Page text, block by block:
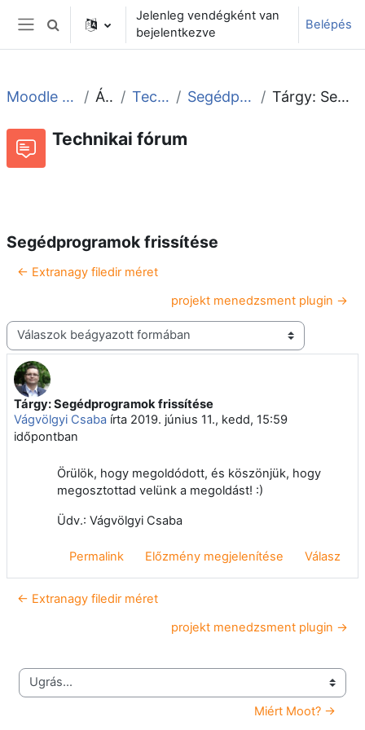
Tovább a fő tartalomhoz
Oldalpanel
Keresési bemeneti adatok váltása
Jelenleg vendégként van
bejelentkezve
Belépés
Moodle tudástár és fórum Általános Technikai fórum Segédprogramok frissítése Tárgy: Segédprogramok frissítése
Technikai fórum
Segédprogramok frissítése
← Extranagy filedir méret
projekt menedzsment plugin →
Megjelenítési mód
Tárgy: Segédprogramok frissítése
Vágvölgyi Csaba írta 2019. június 11., kedd, 15:59
időpontban
Válaszok szám: 0
Örülök, hogy megoldódott, és köszönjük, hogy
megosztottad velünk a megoldást! :)
Üdv.: Vágvölgyi Csaba
Permalink Előzmény megjelenítése Válasz
← Extranagy filedir méret
projekt menedzsment plugin →
Ugrás...
Miért Moot? →